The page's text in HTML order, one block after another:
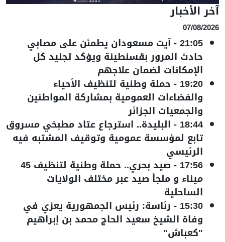
آخر الأخبار
07/08/2026
21:05
-آيت مسعودان يطمئن على مصابي
حادث المرور بقسنطينة ويؤكد تجنيد كل
الإمكانات لضمان علاجهم
19:20
- حملة وطنية لتنظيف الأحياء
والفضاءات العمومية بمشاركة المواطنين
والجمعيات الجزائر
18:44
- البليدة.. استرجاع عتاد مطبخي مسروق
تابع لمؤسسة عمومية وتوقيف المشتبه فيه
الرئيسي
17:56
- صيد بحري.. حملة وطنية لتنظيف 45
ميناء و ملجأ صيد عبر مختلف الولايات
الساحلية
15:30
- رئاسة: رئيس الجمهورية يعزي في
وفاة الشيخ سعيد الحاج محمد بن إبراهيم
"كعباش"